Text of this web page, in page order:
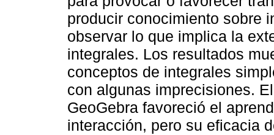
producir conocimiento sobre
observar lo que implica la
integrales. Los resultados
conceptos de integrales
con algunas imprecisiones.
GeoGebra favoreció el
interacción, pero su eficacia